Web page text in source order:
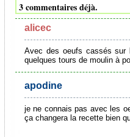
3 commentaires déjà.
alicec
Avec des oeufs cassés
quelques tours de moulin à
apodine
je ne connais pas avec les
ça changera la recette bien